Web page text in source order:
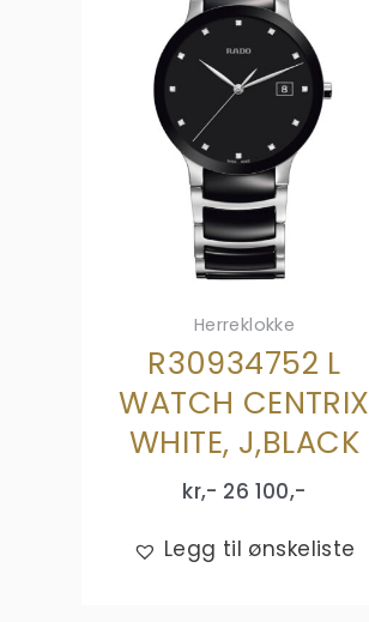
Herreklokke
R30934752 L
WATCH CENTRIX
WHITE, J,BLACK
kr,- 26 100,-
Legg til ønskeliste